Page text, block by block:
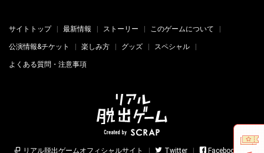
サイトトップ 最新情報 ストーリー このゲームについて
公演情報&チケット 楽しみ方 グッズ スペシャル
よくある質問・注意事項
リアル脱出ゲームオフィシャルサイト Twitter Facebook